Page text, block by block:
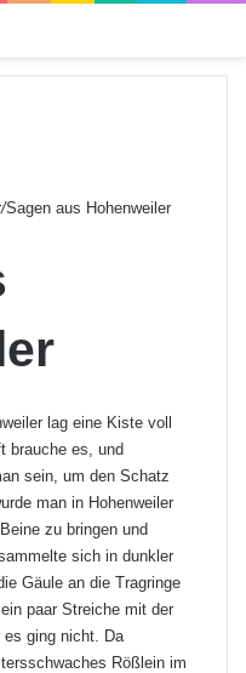
/Sagen aus Hohenweiler
lag eine Kiste voll
brauche es, und
sein, um den Schatz
man in Hohenweiler
zu bringen und
sich in dunkler
Gäule an die Tragringe
paar Streiche mit der
ging nicht. Da
Rößlein im